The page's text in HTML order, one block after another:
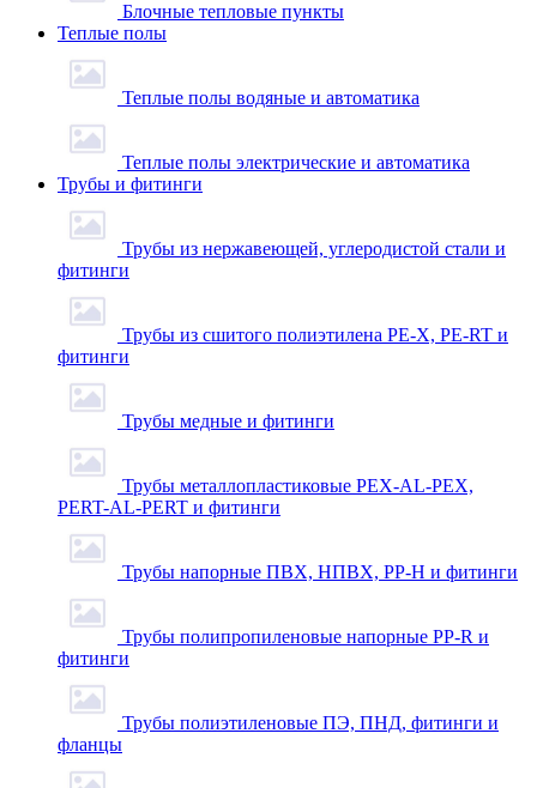
Блочные тепловые пункты
Теплые полы
Теплые полы водяные и автоматика
Теплые полы электрические и автоматика
Трубы и фитинги
Трубы из нержавеющей, углеродистой стали и
фитинги
Трубы из сшитого полиэтилена PE-X, PE-RT и
фитинги
Трубы медные и фитинги
Трубы металлопластиковые PEX-AL-PEX,
PERT-AL-PERT и фитинги
Трубы напорные ПВХ, НПВХ, PP-H и фитинги
Трубы полипропиленовые напорные PP-R и
фитинги
Трубы полиэтиленовые ПЭ, ПНД, фитинги и
фланцы